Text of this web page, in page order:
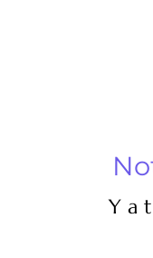
Y a